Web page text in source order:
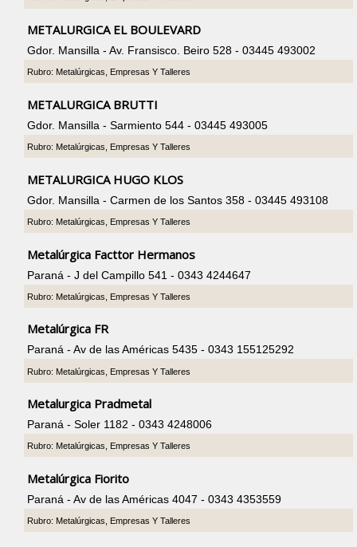
METALURGICA EL BOULEVARD
Gdor. Mansilla - Av. Fransisco. Beiro 528 - 03445 493002
Rubro: Metalúrgicas, Empresas Y Talleres
METALURGICA BRUTTI
Gdor. Mansilla - Sarmiento 544 - 03445 493005
Rubro: Metalúrgicas, Empresas Y Talleres
METALURGICA HUGO KLOS
Gdor. Mansilla - Carmen de los Santos 358 - 03445 493108
Rubro: Metalúrgicas, Empresas Y Talleres
Metalúrgica Facttor Hermanos
Paraná - J del Campillo 541 - 0343 4244647
Rubro: Metalúrgicas, Empresas Y Talleres
Metalúrgica FR
Paraná - Av de las Américas 5435 - 0343 155125292
Rubro: Metalúrgicas, Empresas Y Talleres
Metalurgica Pradmetal
Paraná - Soler 1182 - 0343 4248006
Rubro: Metalúrgicas, Empresas Y Talleres
Metalúrgica Fiorito
Paraná - Av de las Américas 4047 - 0343 4353559
Rubro: Metalúrgicas, Empresas Y Talleres